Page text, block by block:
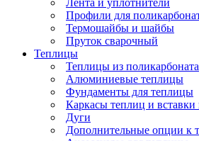
Профили для
Термошайбы и шайбы
Пруток сварочный
Теплицы
Теплицы из поликарбоната
Алюминиевые теплицы
Фундаменты для теплицы
Каркасы теплиц и вставки
Дуги
Дополнительные опции к